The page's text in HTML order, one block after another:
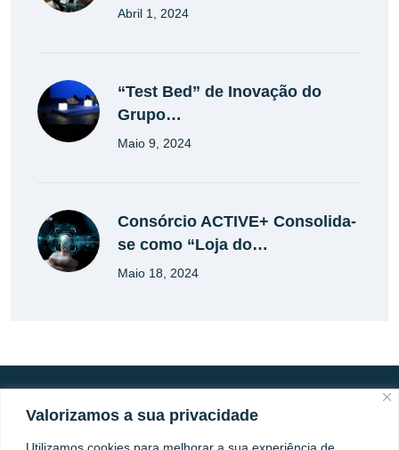
Valorizamos a sua privacidade
Utilizamos cookies para melhorar a sua experiência de
Abril 1, 2024
“Test Bed” de Inovação do
Grupo…
Maio 9, 2024
Consórcio ACTIVE+ Consolida-
se como “Loja do…
Maio 18, 2024
Ficha de Projeto
Livro de Reclamações